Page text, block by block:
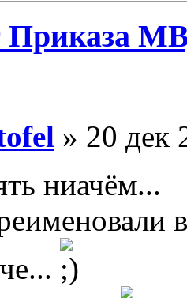
Приказа
» 20 дек
ниачём...